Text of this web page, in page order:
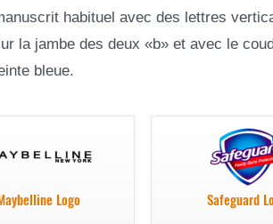
habituel avec des lettres
la jambe des deux «b» et avec le
bleue.
Logo Safeguard